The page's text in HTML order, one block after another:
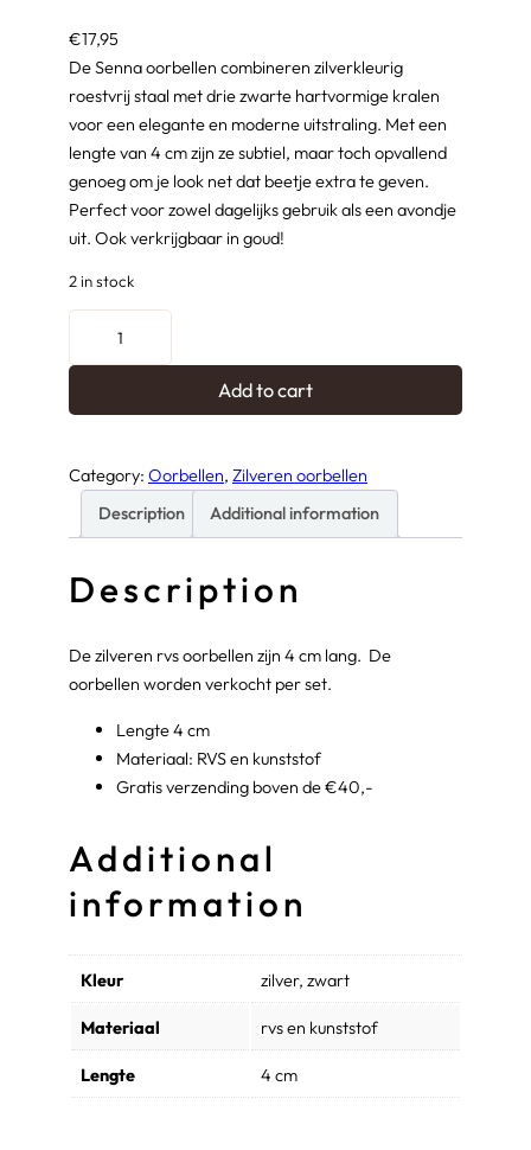
€17,95
De Senna oorbellen combineren zilverkleurig
roestvrij staal met drie zwarte hartvormige kralen
voor een elegante en moderne uitstraling. Met een
lengte van 4 cm zijn ze subtiel, maar toch opvallend
genoeg om je look net dat beetje extra te geven.
Perfect voor zowel dagelijks gebruik als een avondje
uit. Ook verkrijgbaar in goud!
2 in stock
b
S
e
n
a
r
q
u
t
Add to cart
Category: Oorbellen, Zilveren oorbellen
Description
Additional information
Description
De zilveren rvs oorbellen zijn 4 cm lang. De
oorbellen worden verkocht per set.
Lengte 4 cm
Materiaal: RVS en kunststof
Gratis verzending boven de €40,-
Additional
information
Kleur zilver, zwart
Materiaal rvs en kunststof
Lengte 4 cm